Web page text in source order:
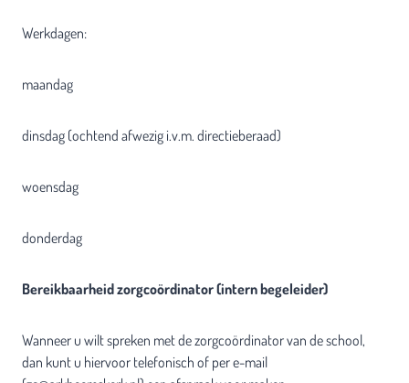
Werkdagen:
maandag
dinsdag (ochtend afwezig i.v.m. directieberaad)
woensdag
donderdag
Bereikbaarheid zorgcoördinator (intern begeleider)
Wanneer u wilt spreken met de zorgcoördinator van de school,
dan kunt u hiervoor telefonisch of per e-mail